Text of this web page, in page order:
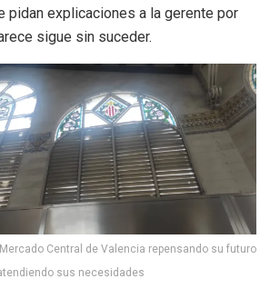
pidan explicaciones a la gerente por
sigue sin suceder.
Central de Valencia repensando su futuro
sus necesidades